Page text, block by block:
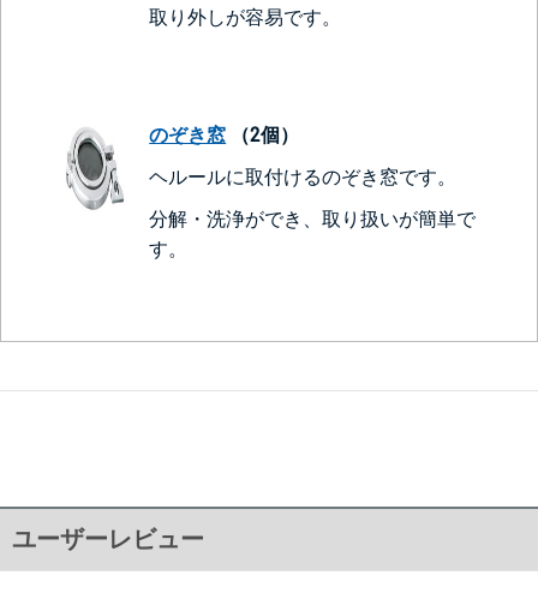
取り外しが容易です。
のぞき窓 （2個）
ヘルールに取付けるのぞき窓です。
分解・洗浄ができ、取り扱いが簡単で
す。
ユーザーレビュー